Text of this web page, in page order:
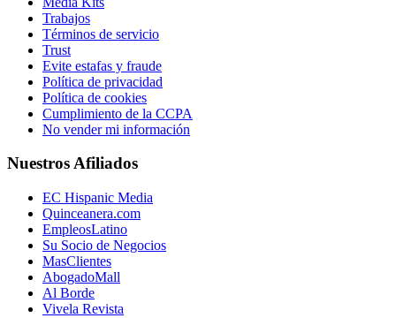
Trabajos
Términos de servicio
Trust
Evite estafas y fraude
Política de privacidad
Política de cookies
Cumplimiento de la CCPA
No vender mi información
Nuestros Afiliados
EC Hispanic Media
Quinceanera.com
EmpleosLatino
Su Socio de Negocios
MasClientes
AbogadoMall
Al Borde
Vivela Revista